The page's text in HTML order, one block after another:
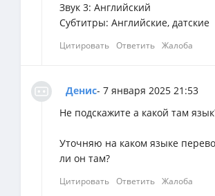
Звук 3: Английский
Субтитры: Английские, датские
Цитировать Ответить Жалоба
Денис- 7 января 2025 21:53
Не подскажите а какой там
Уточняю на каком языке
ли он там?
Цитировать Ответить Жалоба